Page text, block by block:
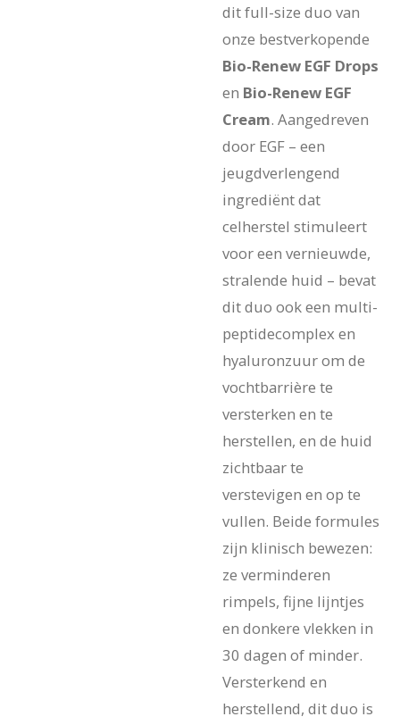
dit full-size duo van
onze bestverkopende
Bio-Renew EGF Drops
en Bio-Renew EGF
Cream. Aangedreven
door EGF – een
jeugdverlengend
ingrediënt dat
celherstel stimuleert
voor een vernieuwde,
stralende huid – bevat
dit duo ook een multi-
peptidecomplex en
hyaluronzuur om de
vochtbarrière te
versterken en te
herstellen, en de huid
zichtbaar te
verstevigen en op te
vullen. Beide formules
zijn klinisch bewezen:
ze verminderen
rimpels, fijne lijntjes
en donkere vlekken in
30 dagen of minder.
Versterkend en
herstellend, dit duo is